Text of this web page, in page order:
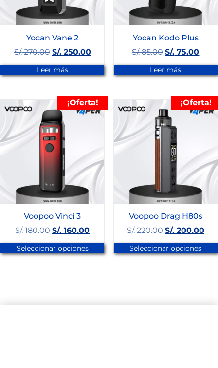
Yocan Vane 2
S/.270.00 S/.250.00
Leer más
Yocan Kodo Plus
S/.85.00 S/. 75.00
Leer más
¡Oferta!
Voopoo Vinci 3
S/.180.00 S/. 160.00
Seleccionar opciones
¡Oferta!
Voopoo Drag H80s
S/.220.00 S/.200.00
Seleccionar opciones